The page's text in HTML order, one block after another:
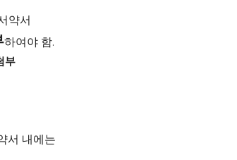
약서
하여야 함.
부
서 내에는